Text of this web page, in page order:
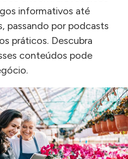
informativos até
passando por podcasts
práticos. Descubra
conteúdos pode